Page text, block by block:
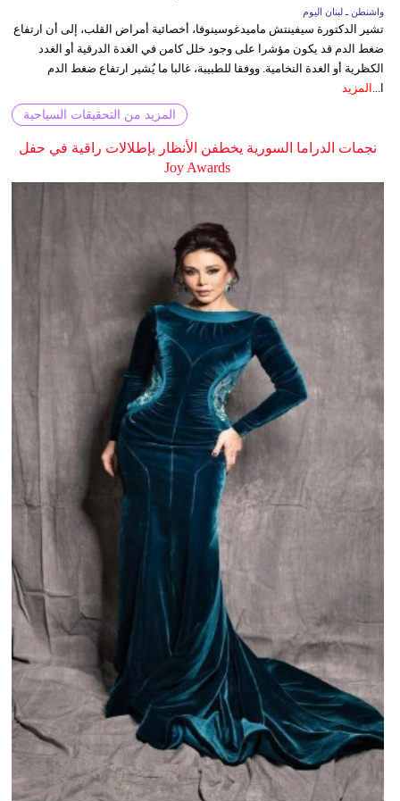
واشنطن ـ لبنان اليوم
تشير الدكتورة سيفينتش ماميدغوسينوفا، أخصائية أمراض القلب، إلى أن ارتفاع
ضغط الدم قد يكون مؤشرا على وجود خلل كامن في الغدة الدرقية أو الغدد
الكظرية أو الغدة النخامية. ووفقا للطبيبة، غالبا ما يُشير ارتفاع ضغط الدم
ا... المزيد
المزيد من التحقيقات السياحية
نجمات الدراما السورية يخطفن الأنظار بإطلالات راقية في حفل
Joy Awards